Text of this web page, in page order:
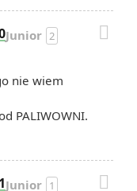
Junior 2 
nie wiem
PALIWOWNI.
Junior 1 